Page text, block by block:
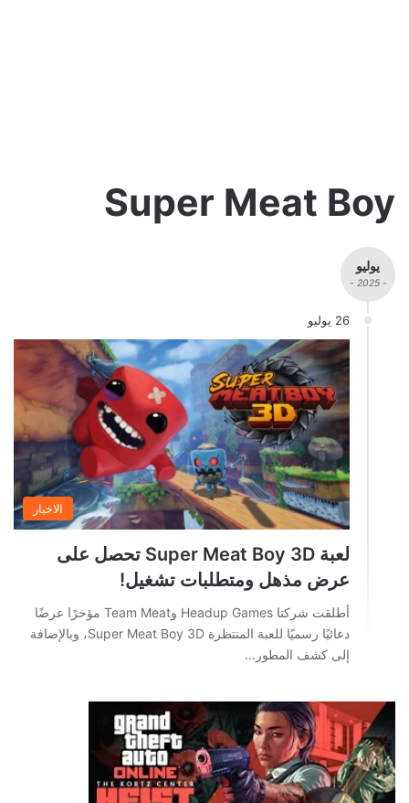
Super Meat Boy
يوليو
- 2025 -
26 يوليو
الاخبار
لعبة Super Meat Boy 3D تحصل على
عرض مذهل ومتطلبات تشغيل!
أطلقت شركتا Headup Games وTeam Meat مؤخرًا عرضًا
دعائيًا رسميًا للعبة المنتظرة Super Meat Boy 3D، وبالإضافة
إلى كشف المطور…